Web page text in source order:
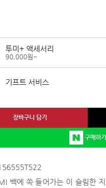
투미+ 액세서리
90,000원~
기프트 서비스
장바구니 담기
구매하기
백에 쏙 들어가는 이 슬림한